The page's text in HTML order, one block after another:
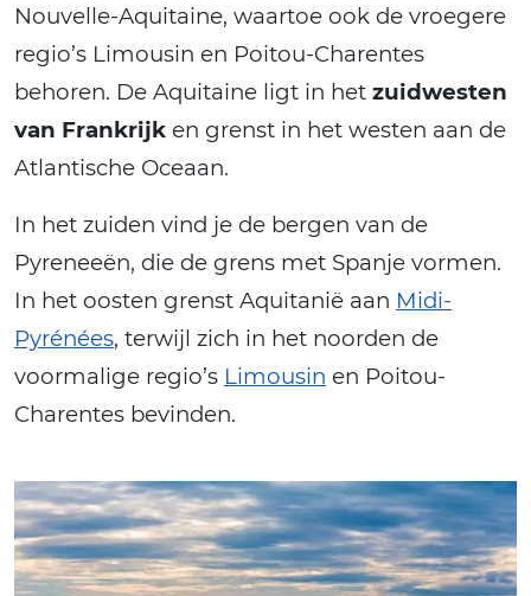
Nouvelle-Aquitaine, waartoe ook de vroegere
regio’s Limousin en Poitou-Charentes
behoren. De Aquitaine ligt in het zuidwesten
van Frankrijk en grenst in het westen aan de
Atlantische Oceaan.
In het zuiden vind je de bergen van de
Pyreneeën, die de grens met Spanje vormen.
In het oosten grenst Aquitanië aan Midi-
Pyrénées, terwijl zich in het noorden de
voormalige regio’s Limousin en Poitou-
Charentes bevinden.